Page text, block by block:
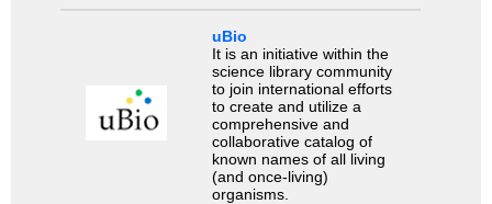
uBio
It is an initiative within the
science library community
to join international efforts
to create and utilize a
comprehensive and
collaborative catalog of
known names of all living
(and once-living)
organisms.